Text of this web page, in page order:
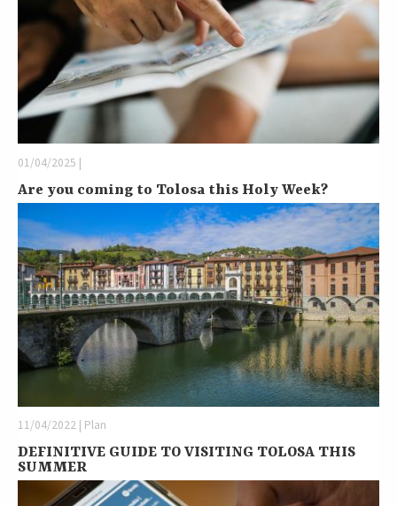
01/04/2025 |
Are you coming to Tolosa this Holy Week?
11/04/2022 | Plan
DEFINITIVE GUIDE TO VISITING TOLOSA THIS
SUMMER